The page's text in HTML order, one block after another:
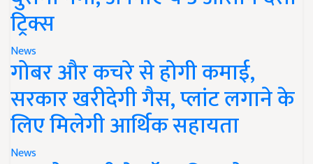
ट्रिक्स
News
गोबर और कचरे से होगी कमाई,
सरकार खरीदेगी गैस, प्लांट लगाने के
लिए मिलेगी आर्थिक सहायता
News